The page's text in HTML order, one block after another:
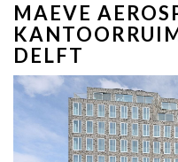
MAEVE
DELFT